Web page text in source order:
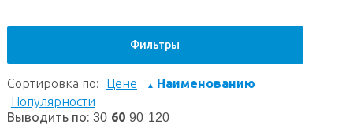
Фильтры
Сортировка по: Цене ▲ Наименованию
Популярности
Выводить по: 30 60 90 120